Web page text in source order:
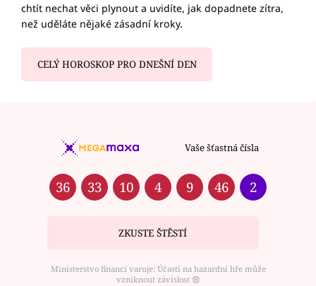
chtít nechat věci plynout a uvidíte, jak dopadnete zítra,
než uděláte nějaké zásadní kroky.
CELÝ HOROSKOP PRO DNEŠNÍ DEN
Vaše šťastná čísla
36 33 10 4 9 46 2
ZKUSTE ŠTĚSTÍ
Ministerstvo financí varuje: Účastí na hazardní hře může
vzniknout závislost ⑱